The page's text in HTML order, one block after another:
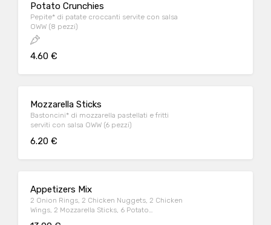
Potato Crunchies
Pepite* di patate croccanti servite con salsa
OWW (8 pezzi)
4.60 €
Mozzarella Sticks
Bastoncini* di mozzarella pastellati e fritti
serviti con salsa OWW (6 pezzi)
6.20 €
Appetizers Mix
2 Onion Rings, 2 Chicken Nuggets, 2 Chicken
Wings, 2 Mozzarella Sticks, 6 Potato